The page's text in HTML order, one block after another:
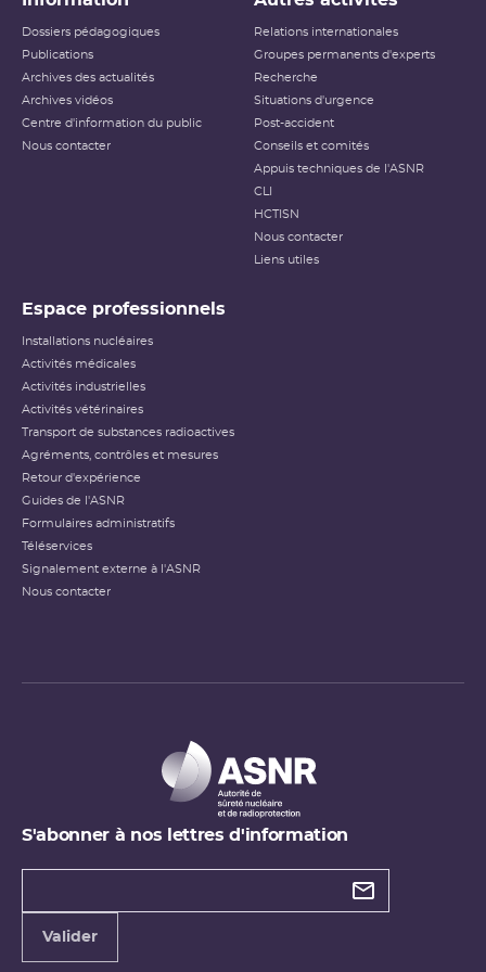
L’échelle INES (International Nuclear and Radiological
au public l’importance d’un événement vis-à-vis de la
sûreté ou de la radioprotection. Cette échelle est
applicable aux événements survenant sur les
événements ayant des conséquences, potentielles ou
réelles, sur la radioprotection du public et des travailleurs.
Elle ne s’applique pas aux événements ayant un impact
habituellement utilisés pour classer les événements
reçue notamment) n’étant pas applicables dans ce
Échelle INES pour le
classement des incidents et
Dossiers pédagogiques
Publications
Archives des actualités
Archives vidéos
Centre d'information du public
Nous contacter
Relations internationales
Groupes permanents d'experts
Recherche
Situations d'urgence
Post-accident
Conseils et comités
Appuis techniques de l'ASNR
CLI
HCTISN
Nous contacter
Liens utiles
Espace professionnels
Installations nucléaires
Activités médicales
Activités industrielles
Activités vétérinaires
Transport de substances radioactives
Agréments, contrôles et mesures
Retour d'expérience
Guides de l'ASNR
Formulaires administratifs
Téléservices
Signalement externe à l'ASNR
Nous contacter
S'abonner à nos lettres d'information
Types de
Valider